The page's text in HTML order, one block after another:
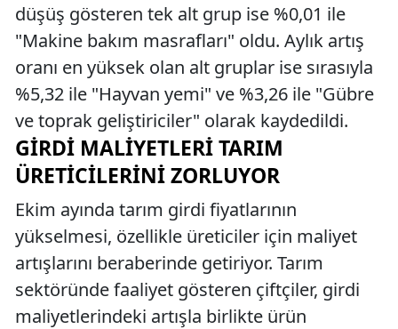
düşüş gösteren tek alt grup ise %0,01 ile
"Makine bakım masrafları" oldu. Aylık artış
oranı en yüksek olan alt gruplar ise sırasıyla
%5,32 ile "Hayvan yemi" ve %3,26 ile "Gübre
ve toprak geliştiriciler" olarak kaydedildi.
GIRDI MALIYETLERI TARIM
ÜRETICILERINI ZORLUYOR
Ekim ayında tarım girdi fiyatlarının
yükselmesi, özellikle üreticiler için maliyet
artışlarını beraberinde getiriyor. Tarım
sektöründe faaliyet gösteren çiftçiler, girdi
maliyetlerindeki artışla birlikte ürün